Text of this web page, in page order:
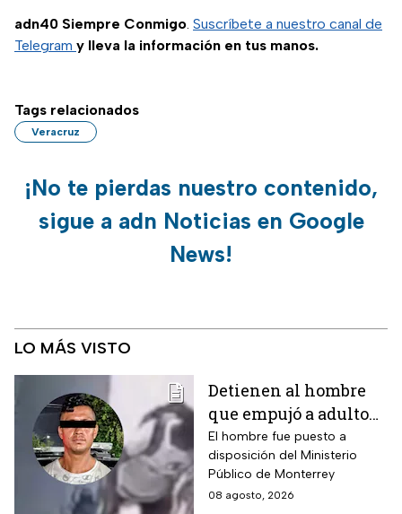
recibir por estos
motivos.
adn40 Siempre Conmigo. Suscríbete a nuestro canal de
Telegram y lleva la información en tus manos.
Tags relacionados
Veracruz
¡No te pierdas nuestro contenido,
sigue a adn Noticias en Google
News!
LO MÁS VISTO
Detienen al hombre
que empujó a adulto
mayor frente a un
tráiler en Monterrey
El hombre fue puesto a
disposición del Ministerio
Público de Monterrey
08 agosto, 2026